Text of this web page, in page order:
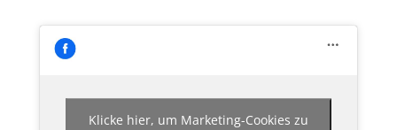
Klicke hier, um Marketing-Cookies zu